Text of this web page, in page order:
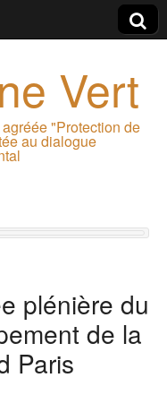
Vert
"Protection de
au dialogue
plénière du
de la
Paris